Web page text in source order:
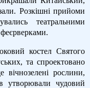
Розкішні прийоми
театральними
костел Святого
та спроектовано
вічнозелені рослини,
утворювали чудовий